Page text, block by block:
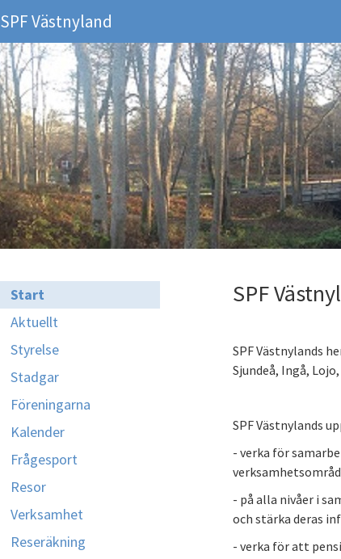
SPF Västnyland
Start
Aktuellt
Styrelse
Stadgar
Föreningarna
Kalender
Frågesport
Resor
Verksamhet
Reseräkning
SPF
SPF Västnylands
Sjundeå, Ingå,
SPF Västnylands
- verka för
- på alla nivåer i
och stärka deras
- verka för att